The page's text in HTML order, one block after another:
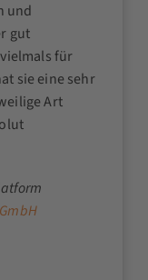
und
gut
für
sie eine sehr
Art